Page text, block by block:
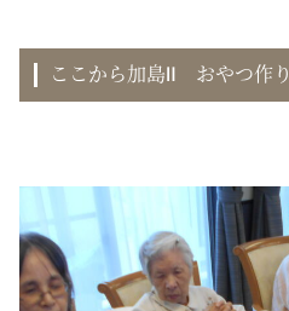
ここから加島Ⅱ おやつ作り